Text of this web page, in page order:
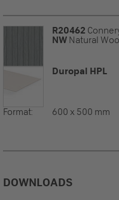
R20462
NW Natural
Duropal HPL
Format: 600 x 500 mm
DOWNLOADS